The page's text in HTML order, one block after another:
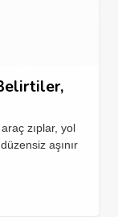
zıplar, yol
aşınır